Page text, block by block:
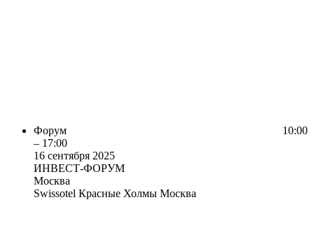
Форум
10:00
– 17:00
16 сентября 2025
ИНВЕСТ-ФОРУМ
Москва
Swissotel Красные Холмы Москва